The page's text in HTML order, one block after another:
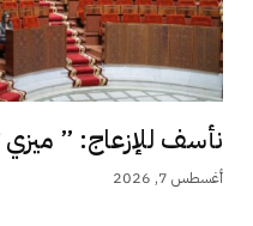
نأسف للإزعاج: ”
أغسطس 7, 2026